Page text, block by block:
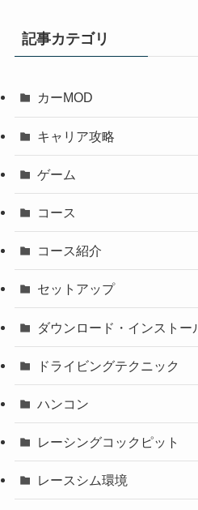
記事カテゴリ
カーMOD
キャリア攻略
ゲーム
コース
コース紹介
セットアップ
ダウンロード・インストー
ドライビングテクニック
ハンコン
レーシングコックピット
レースシム環境